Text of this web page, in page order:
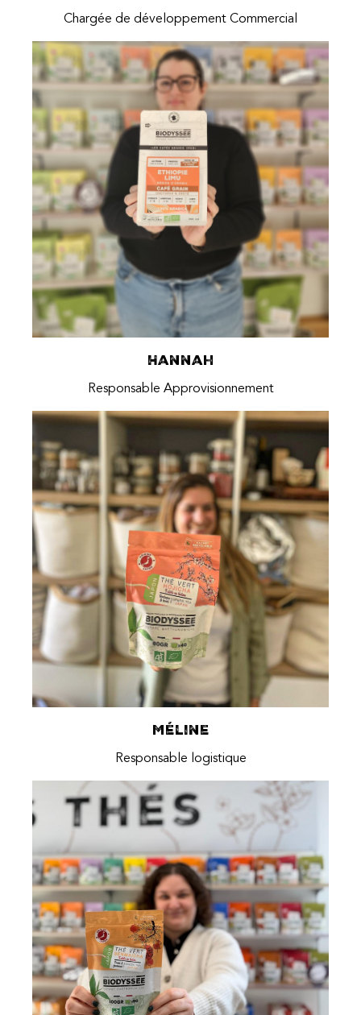
Chargée de développement Commercial
Hannah
Responsable Approvisionnement
Méline
Responsable logistique